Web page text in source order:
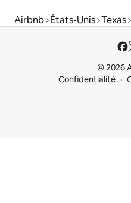
Airbnb États-Unis Texas
© 2026
Confidentialité